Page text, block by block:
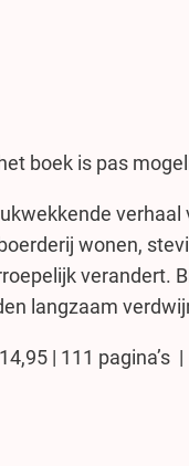
boek is pas
wonen,
verandert.
langzaam
| 111 pagina’s